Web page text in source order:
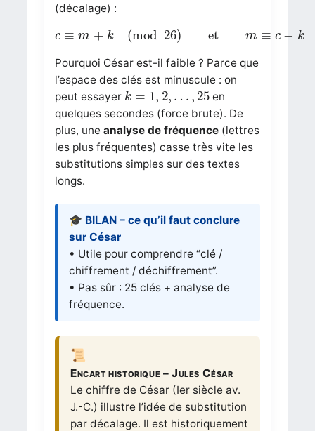
(décalage) :
c ≡ m + k (mod 26) et m ≡ c − k
m k( mod et 26
Pourquoi César est-il faible ? Parce que
l’espace des clés est minuscule : on
peut essayer k = 1, 2, … , 25
k= 2 …
en
quelques secondes (force brute). De
plus, une analyse de fréquence(lettres
les plus fréquentes) casse très vite les
substitutions simples sur des textes
longs.
🎓 BILAN – ce qu’il faut conclure
sur César
• Utile pour comprendre “clé /
chiffrement / déchiffrement”.
• Pas sûr : 25 clés + analyse de
fréquence.
Encart historique – Jules César
Le chiffre de César (Ier siècle av.
J.-C.) illustre l’idée de substitution
par décalage. Il est historiquement